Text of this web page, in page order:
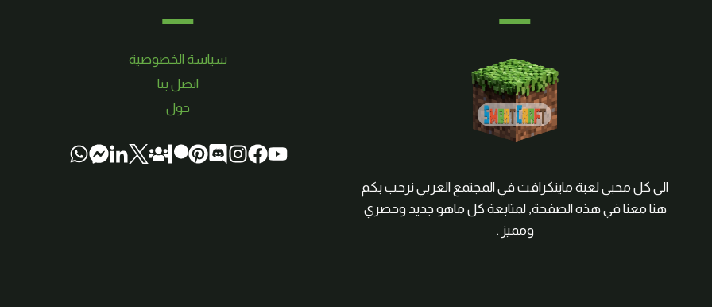
الى كل محبي لعبة ماينكرافت في المجتمع العربي نرحب بكم
هنا معنا في هذه الصفحة, لمتابعة كل ماهو جديد وحصري
ومميز .
سياسة الخصوصية
اتصل بنا
حول